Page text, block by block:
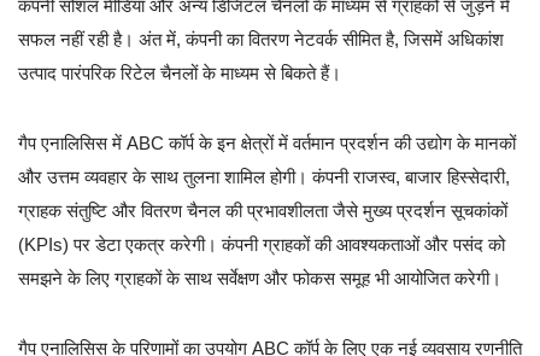
कंपनी सोशल मीडिया और अन्य डिजिटल चैनलों के माध्यम से ग्राहकों से जुड़ने में
सफल नहीं रही है। अंत में, कंपनी का वितरण नेटवर्क सीमित है, जिसमें अधिकांश
उत्पाद पारंपरिक रिटेल चैनलों के माध्यम से बिकते हैं।
गैप एनालिसिस में ABC कॉर्प के इन क्षेत्रों में वर्तमान प्रदर्शन की उद्योग के मानकों
और उत्तम व्यवहार के साथ तुलना शामिल होगी। कंपनी राजस्व, बाजार हिस्सेदारी,
ग्राहक संतुष्टि और वितरण चैनल की प्रभावशीलता जैसे मुख्य प्रदर्शन सूचकांकों
(KPIs) पर डेटा एकत्र करेगी। कंपनी ग्राहकों की आवश्यकताओं और पसंद को
समझने के लिए ग्राहकों के साथ सर्वेक्षण और फोकस समूह भी आयोजित करेगी।
गैप एनालिसिस के परिणामों का उपयोग ABC कॉर्प के लिए एक नई व्यवसाय रणनीति